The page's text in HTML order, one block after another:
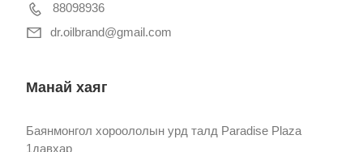
88098936
dr.oilbrand@gmail.com
Манай хаяг
Баянмонгол хороололын урд талд Paradise Plaza
1давхар